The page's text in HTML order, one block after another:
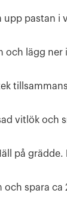
upp pastan
och lägg
vitlök och
på
och spara